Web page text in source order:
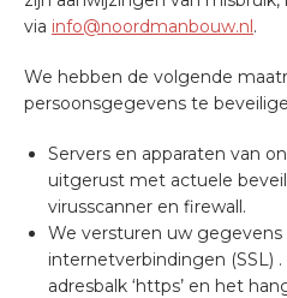
via info@noordmanbouw.nl.
We hebben de volgende
persoonsgegevens te
Servers en apparaten van
uitgerust met actuele
virusscanner en firewall.
We versturen uw gegevens
internetverbindingen (SSL)
adresbalk ‘https’ en het